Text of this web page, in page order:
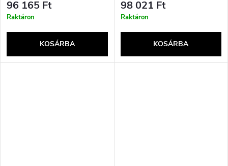
96 165 Ft
Raktáron
KOSÁRBA
98 021 Ft
Raktáron
KOSÁRBA